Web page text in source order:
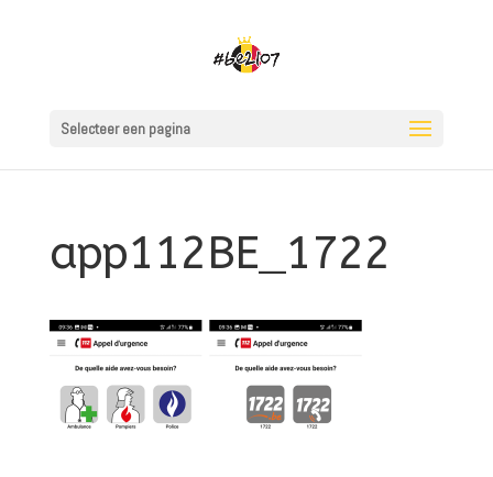
Selecteer een pagina
app112BE_1722